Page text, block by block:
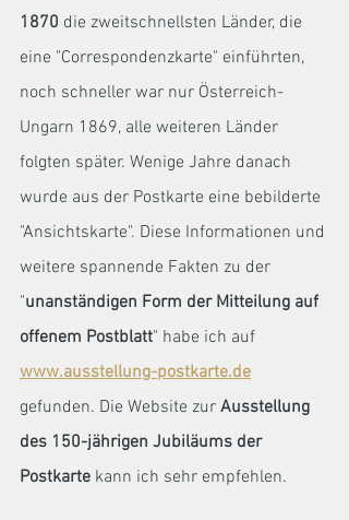
1870 die zweitschnellsten Länder, die
eine "Correspondenzkarte" einführten,
noch schneller war nur Österreich-
Ungarn 1869, alle weiteren Länder
folgten später. Wenige Jahre danach
wurde aus der Postkarte eine bebilderte
"Ansichtskarte". Diese Informationen und
weitere spannende Fakten zu der
"unanständigen Form der Mitteilung auf
offenem Postblatt" habe ich auf
www.ausstellung-postkarte.de
gefunden. Die Website zur Ausstellung
des 150-jährigen Jubiläums der
Postkarte kann ich sehr empfehlen.